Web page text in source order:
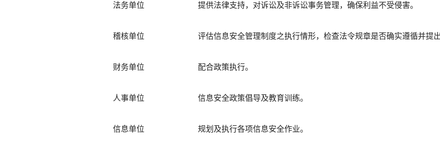
法务单位 提供法律支持，对诉讼及非诉讼事务管理，确保利益不受侵害。
稽核单位 评估信息安全管理制度之执行情形，检查法令规章是否确实遵循并提
财务单位 配合政策执行。
人事单位 信息安全政策倡导及教育训练。
信息单位 规划及执行各项信息安全作业。